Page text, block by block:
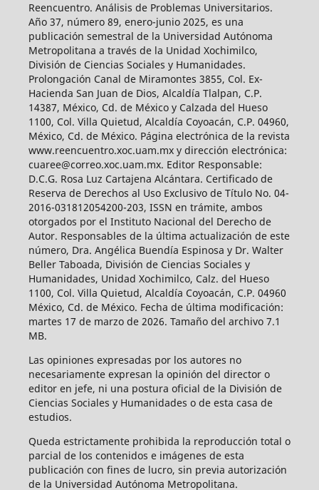
Reencuentro. Análisis de Problemas Universitarios.
Año 37, número 89, enero-junio 2025, es una
publicación semestral de la Universidad Autónoma
Metropolitana a través de la Unidad Xochimilco,
División de Ciencias Sociales y Humanidades.
Prolongación Canal de Miramontes 3855, Col. Ex-
Hacienda San Juan de Dios, Alcaldía Tlalpan, C.P.
14387, México, Cd. de México y Calzada del Hueso
1100, Col. Villa Quietud, Alcaldía Coyoacán, C.P. 04960,
México, Cd. de México. Página electrónica de la revista
www.reencuentro.xoc.uam.mx y dirección electrónica:
cuaree@correo.xoc.uam.mx. Editor Responsable:
D.C.G. Rosa Luz Cartajena Alcántara. Certificado de
Reserva de Derechos al Uso Exclusivo de Título No. 04-
2016-031812054200-203, ISSN en trámite, ambos
otorgados por el Instituto Nacional del Derecho de
Autor. Responsables de la última actualización de este
número, Dra. Angélica Buendía Espinosa y Dr. Walter
Beller Taboada, División de Ciencias Sociales y
Humanidades, Unidad Xochimilco, Calz. del Hueso
1100, Col. Villa Quietud, Alcaldía Coyoacán, C.P. 04960
México, Cd. de México. Fecha de última modificación:
martes 17 de marzo de 2026. Tamaño del archivo 7.1
MB.
Las opiniones expresadas por los autores no
necesariamente expresan la opinión del director o
editor en jefe, ni una postura oficial de la División de
Ciencias Sociales y Humanidades o de esta casa de
estudios.
Queda estrictamente prohibida la reproducción total o
parcial de los contenidos e imágenes de esta
publicación con fines de lucro, sin previa autorización
de la Universidad Autónoma Metropolitana.